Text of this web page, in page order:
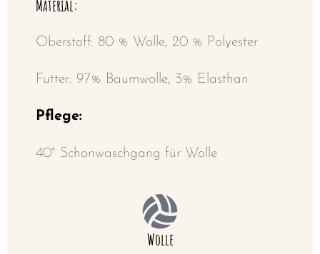
Material:
Oberstoff: 80 % Wolle, 20 % Polyester
Futter: 97% Baumwolle, 3% Elasthan
Pflege:
40° Schonwaschgang für Wolle
Wolle